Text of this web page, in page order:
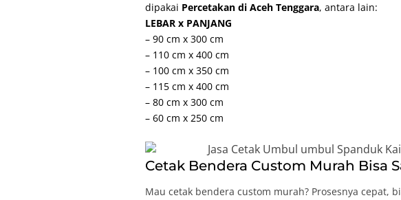
dipakai Percetakan di Aceh Tenggara, antara lain:
LEBAR x PANJANG
– 90 cm x 300 cm
– 110 cm x 400 cm
– 100 cm x 350 cm
– 115 cm x 400 cm
– 80 cm x 300 cm
– 60 cm x 250 cm
Cetak Bendera Custom Murah Bisa
Mau cetak bendera custom murah? Prosesnya cepat,